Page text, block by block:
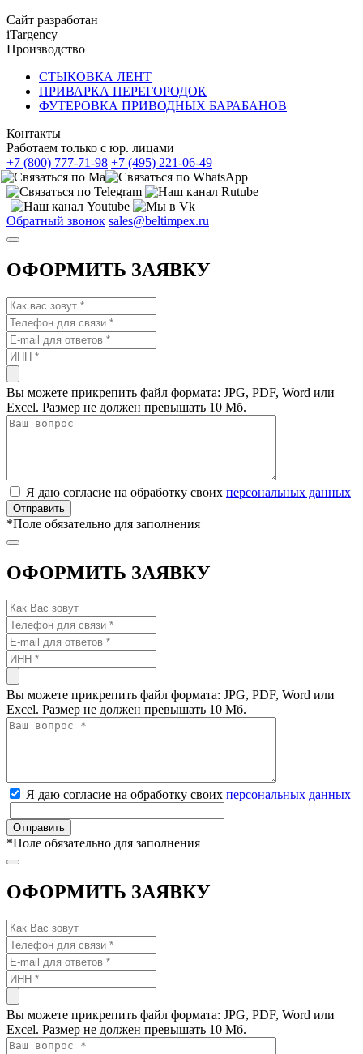
Сайт разработан
iTargency
Производство
СТЫКОВКА ЛЕНТ
ПРИВАРКА ПЕРЕГОРОДОК
ФУТЕРОВКА ПРИВОДНЫХ БАРАБАНОВ
Контакты
Работаем только с юр. лицами
+7 (800) 777-71-98 +7 (495) 221-06-49
Обратный звонок sales@beltimpex.ru
ОФОРМИТЬ ЗАЯВКУ
Вы можете прикрепить файл формата: JPG, PDF, Word или
Excel. Размер не должен превышать 10 Мб.
Я даю согласие на обработку своих персональных данных
*Поле обязательно для заполнения
ОФОРМИТЬ ЗАЯВКУ
Вы можете прикрепить файл формата: JPG, PDF, Word или
Excel. Размер не должен превышать 10 Мб.
Я даю согласие на обработку своих персональных данных
*Поле обязательно для заполнения
ОФОРМИТЬ ЗАЯВКУ
Вы можете прикрепить файл формата: JPG, PDF, Word или
Excel. Размер не должен превышать 10 Мб.